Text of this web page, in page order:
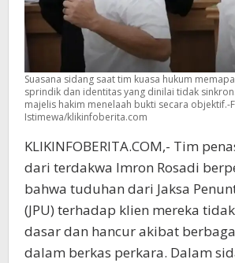
Suasana sidang saat tim kuasa hukum
sprindik dan identitas yang dinilai tidak
majelis hakim menelaah bukti secara objektif.-
Istimewa/klikinfoberita.com
KLIKINFOBERITA.COM,- Tim
dari terdakwa Imron Rosadi
bahwa tuduhan dari Jaksa
(JPU) terhadap klien mereka
dasar dan hancur akibat
dalam berkas perkara. Dalam